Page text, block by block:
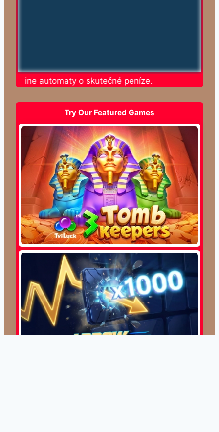
online automaty o skutečné peníze.
Try Our Featured Games